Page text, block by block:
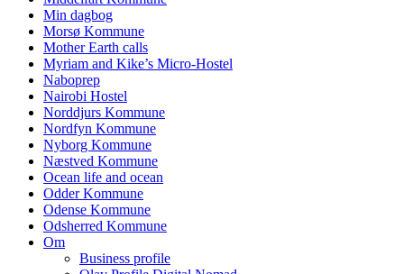
Min dagbog
Morsø Kommune
Mother Earth calls
Myriam and Kike’s Micro-Hostel
Naboprep
Nairobi Hostel
Norddjurs Kommune
Nordfyn Kommune
Nyborg Kommune
Næstved Kommune
Ocean life and ocean
Odder Kommune
Odense Kommune
Odsherred Kommune
Om
Business profile